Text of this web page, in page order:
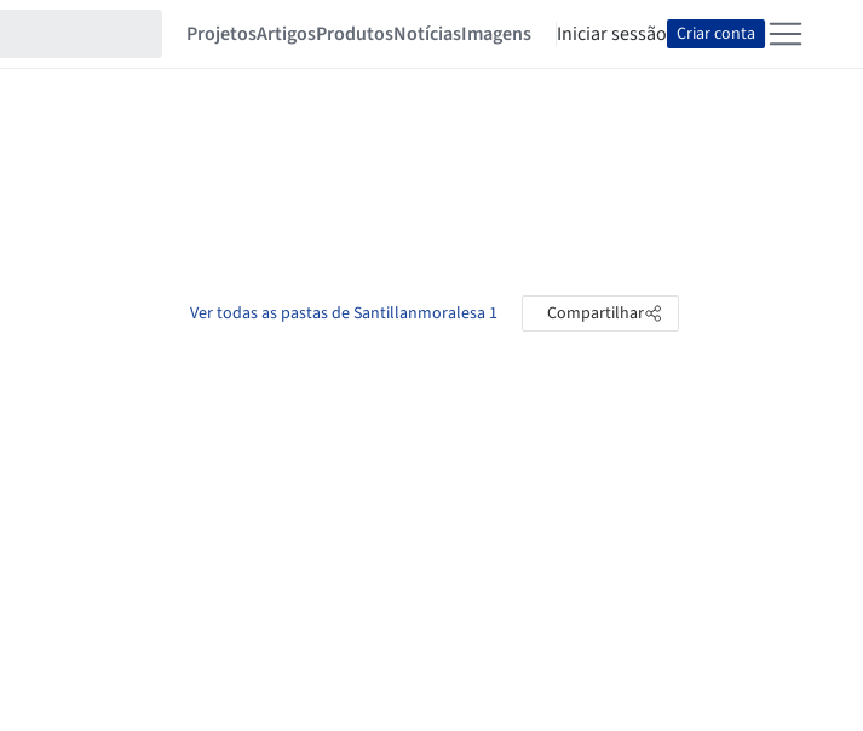
ProjetosArtigosProdutosNotíciasImagens Iniciar sessão Criar conta
Ver todas as pastas de Santillanmoralesa 1 Compartilhar